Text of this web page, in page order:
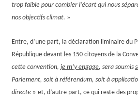
trop faible pour combler l’écart qui nous
nos objectifs climat. »
Entre, d’une part, la déclaration liminaire du
République devant les 150 citoyens de la
cette convention, je m’y engage, sera soumis
Parlement, soit à référendum, soit à
directe » et, d’autre part, ce qui reste des